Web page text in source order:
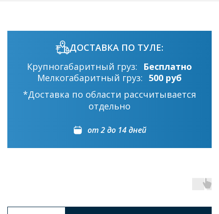
ДОСТАВКА ПО ТУЛЕ:
Крупногабаритный груз:
Бесплатно
Мелкогабаритный груз: 500 руб
*Доставка по области рассчитывается
отдельно
от 2 до 14 дней